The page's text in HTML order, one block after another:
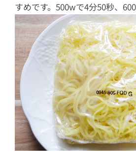
すめです。500wで4分50秒、